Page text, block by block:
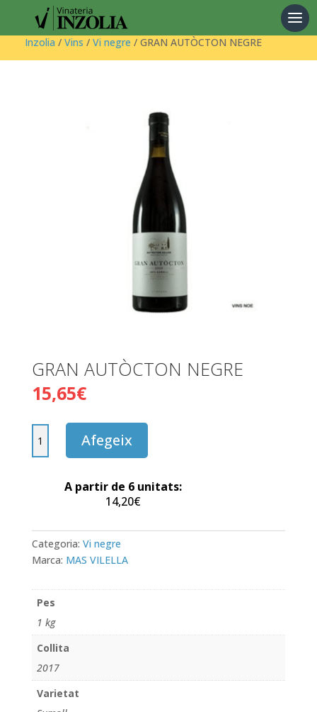
Products
search
Inzolia / Vins / Vi negre / GRAN AUTÒCTON NEGRE
GRAN AUTÒCTON NEGRE
15,65€
de
AUTÒCTON
Afegeix
A partir de 6 unitats:
14,20€
Categoria: Vi negre
Marca: MAS VILELLA
Pes
1 kg
Collita
2017
Varietat